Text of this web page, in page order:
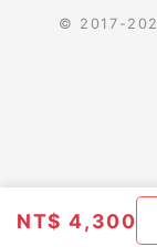
NT$4,300
© 2017-